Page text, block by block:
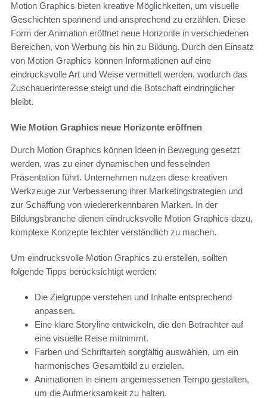
Motion Graphics bieten kreative Möglichkeiten, um visuelle
Geschichten spannend und ansprechend zu erzählen. Diese
Form der Animation eröffnet neue Horizonte in verschiedenen
Bereichen, von Werbung bis hin zu Bildung. Durch den Einsatz
von Motion Graphics können Informationen auf eine
eindrucksvolle Art und Weise vermittelt werden, wodurch das
Zuschauerinteresse steigt und die Botschaft eindringlicher
bleibt.
Wie Motion Graphics neue Horizonte eröffnen
Durch Motion Graphics können Ideen in Bewegung gesetzt
werden, was zu einer dynamischen und fesselnden
Präsentation führt. Unternehmen nutzen diese kreativen
Werkzeuge zur Verbesserung ihrer Marketingstrategien und
zur Schaffung von wiedererkennbaren Marken. In der
Bildungsbranche dienen eindrucksvolle Motion Graphics dazu,
komplexe Konzepte leichter verständlich zu machen.
Um eindrucksvolle Motion Graphics zu erstellen, sollten
folgende Tipps berücksichtigt werden:
Die Zielgruppe verstehen und Inhalte entsprechend
anpassen.
Eine klare Storyline entwickeln, die den Betrachter auf
eine visuelle Reise mitnimmt.
Farben und Schriftarten sorgfältig auswählen, um ein
harmonisches Gesamtbild zu erzielen.
Animationen in einem angemessenen Tempo gestalten,
um die Aufmerksamkeit zu halten.